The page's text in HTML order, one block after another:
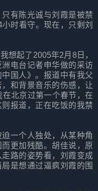
有陈光诚与刘霞是被禁
时看守。现在，只剩刘
想起了2005年2月8日，
电台记者申华做的采访
国人》。报道中有我父
和背景音乐的伤感，让
北京过第一个春节，在
报道，正在吃饭的我禁
一个人独处，从某种角
更加残酷。胡佳说，原
路的姿势看，刘霞变成
是想通过逼疯刘霞的围